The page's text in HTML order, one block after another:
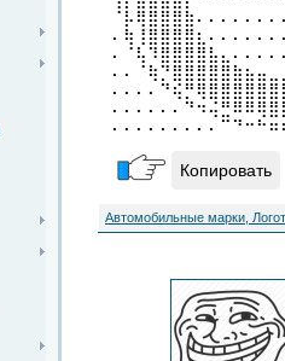
Копировать
Автомобильные марки,